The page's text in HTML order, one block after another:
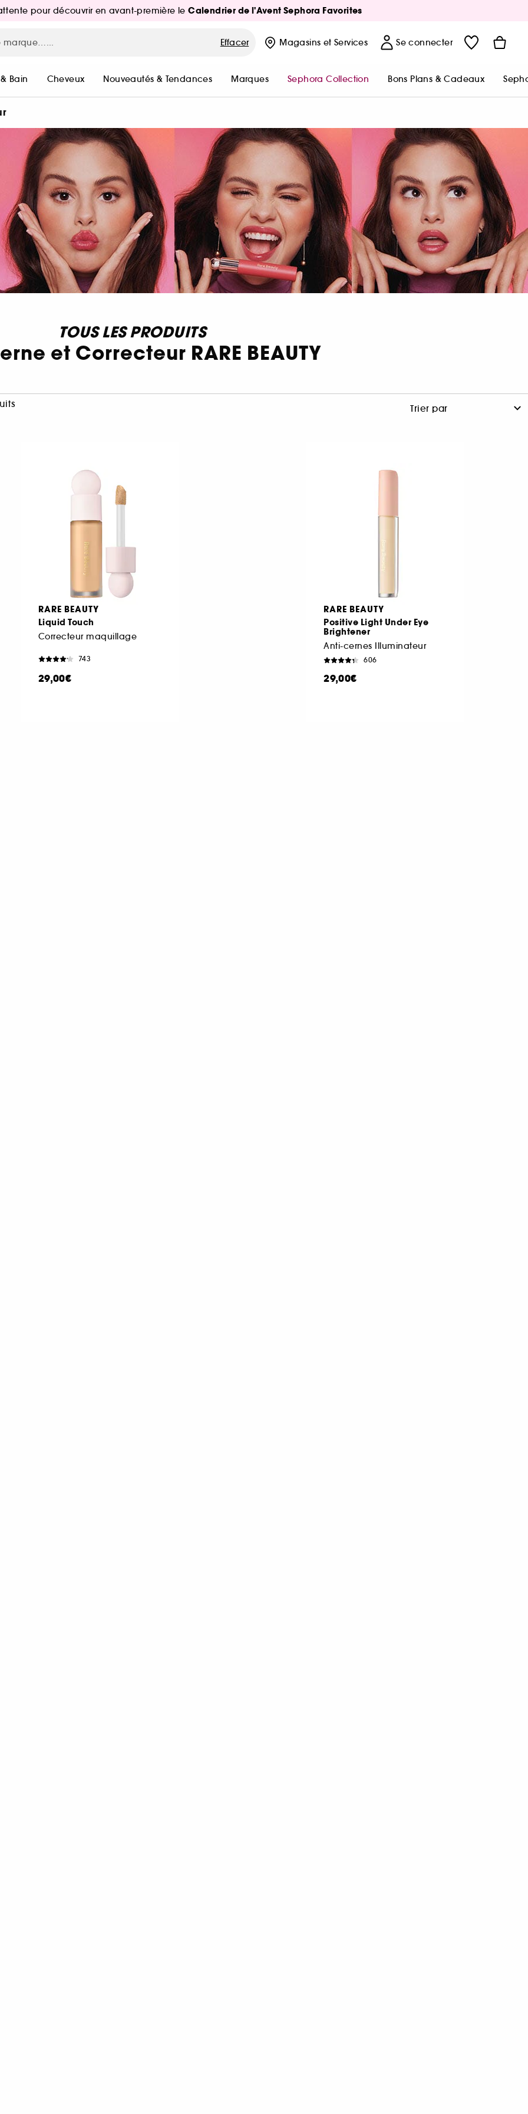
pour découvrir en avant-première leCalendrier de l'Avent Sephora Favorites
Effacer Magasins et Services Se connecter
Bain Cheveux Nouveautés & Tendances Marques Sephora Collection Bons Plans & Cadeaux
TOUS LES PRODUITS
et Correcteur RARE BEAUTY
RARE BEAUTY
Liquid Touch
Correcteur maquillage
743
29,00€
RARE BEAUTY
Positive Light Under Eye
Brightener
Anti-cernes Illuminateur
606
29,00€